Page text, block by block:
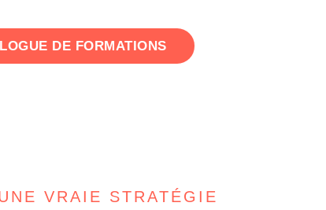
DE FORMATIONS
VRAIE STRATÉGIE